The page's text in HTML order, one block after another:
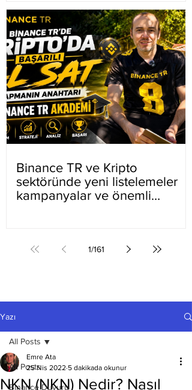
Binance TR ve Kripto
sektöründe yeni listelemeler
kampanyalar ve önemli
1/161
Yazı
All Posts
Binance Duyuru
All Posts
NKN (NKN) Nedir? Nasıl
Emre Ata
25 Nis 2022 5 dakikada okunur